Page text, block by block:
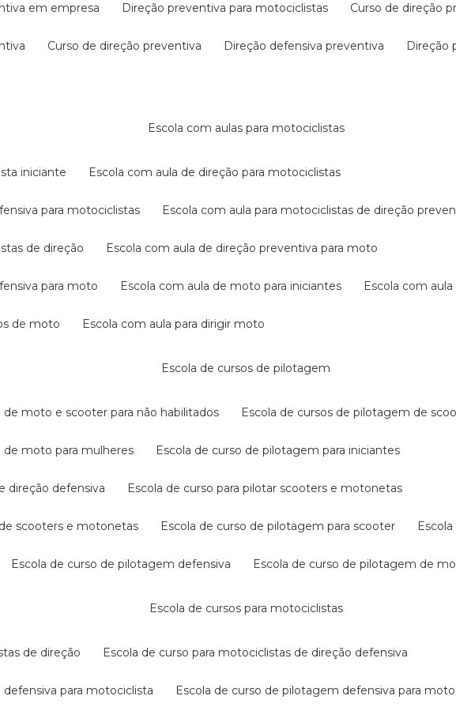
em empresa direção preventiva para motociclistas curso de direção
curso de direção preventiva direção defensiva preventiva
escola com aulas para motociclistas
iniciante escola com aula de direção para motociclistas
para motociclistas escola com aula para motociclistas de direção
de direção escola com aula de direção preventiva para moto
para moto escola com aula de moto para iniciantes escola com
de moto escola com aula para dirigir moto
escola de cursos de pilotagem
de moto e scooter para não habilitados escola de cursos de pilotagem de
de moto para mulheres escola de curso de pilotagem para iniciantes
direção defensiva escola de curso para pilotar scooters e motonetas
scooters e motonetas escola de curso de pilotagem para scooter
escola de curso de pilotagem defensiva escola de curso de pilotagem de
escola de cursos para motociclistas
de direção escola de curso para motociclistas de direção defensiva
defensiva para motociclista escola de curso de pilotagem defensiva para